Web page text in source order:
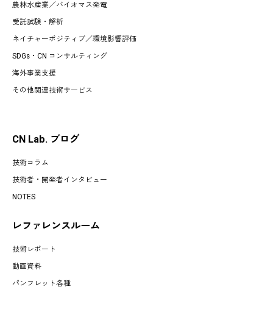
農林水産業／バイオマス発電
受託試験・解析
ネイチャーポジティブ／環境影響評価
SDGs・CN コンサルティング
海外事業支援
その他関連技術サービス
CN Lab. ブログ
技術コラム
技術者・開発者インタビュー
NOTES
レファレンスルーム
技術レポート
動画資料
パンフレット各種